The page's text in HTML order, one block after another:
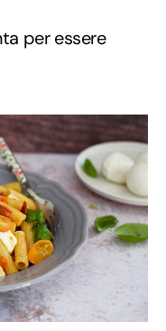
per essere